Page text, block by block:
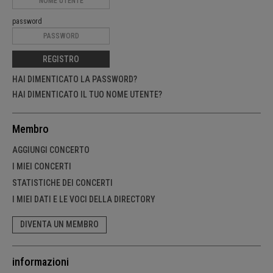
password
REGISTRO
HAI DIMENTICATO LA PASSWORD?
HAI DIMENTICATO IL TUO NOME UTENTE?
Membro
AGGIUNGI CONCERTO
I MIEI CONCERTI
STATISTICHE DEI CONCERTI
I MIEI DATI E LE VOCI DELLA DIRECTORY
DIVENTA UN MEMBRO
informazioni